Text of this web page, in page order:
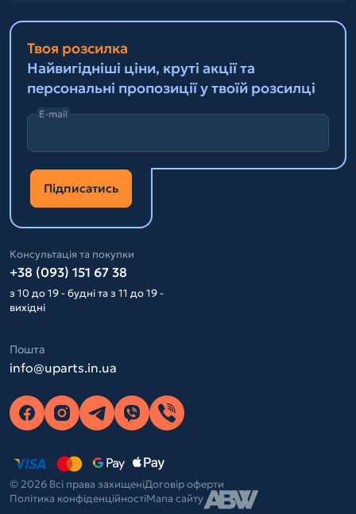
Твоя розсилка
Найвигідніші ціни, круті акції та
персональні пропозиції у твоїй розсилці
E-mail
Підписатись
Консультація та покупки
+38 (093) 151 67 38
з 10 до 19 - будні та з 11 до 19 -
вихідні
Пошта
info@uparts.in.ua
© 2026 Всі права захищеніДоговір оферти
Політика конфіденційностіМапа сайту